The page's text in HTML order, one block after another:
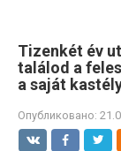
Tizenkét év
találod a
a saját
Опубликовано: